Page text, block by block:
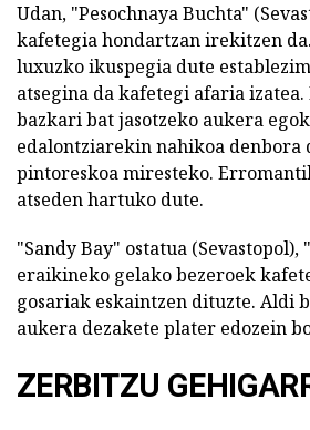
Udan, "Pesochnaya Buchta"
kafetegia hondartzan irekitzen
luxuzko ikuspegia dute
atsegina da kafetegi afaria izatea.
bazkari bat jasotzeko aukera
edalontziarekin nahikoa denbora
pintoreskoa miresteko.
atseden hartuko dute.
"Sandy Bay" ostatua (Sevastopol),
eraikineko gelako bezeroek
gosariak eskaintzen dituzte. Aldi
aukera dezakete plater edozein
ZERBITZU